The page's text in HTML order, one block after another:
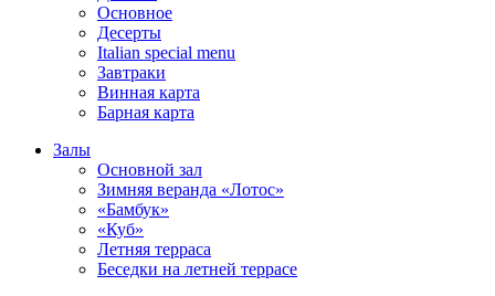
Основное
Десерты
Italian special menu
Завтраки
Винная карта
Барная карта
Залы
Основной зал
Зимняя веранда «Лотос»
«Бамбук»
«Куб»
Летняя терраса
Беседки на летней террасе